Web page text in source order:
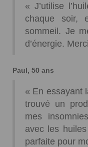
« J’utilise
chaque soir,
sommeil. Je
d’énergie.
Paul, 50 ans
« En essayant
trouvé un
mes
avec les
parfaite pour